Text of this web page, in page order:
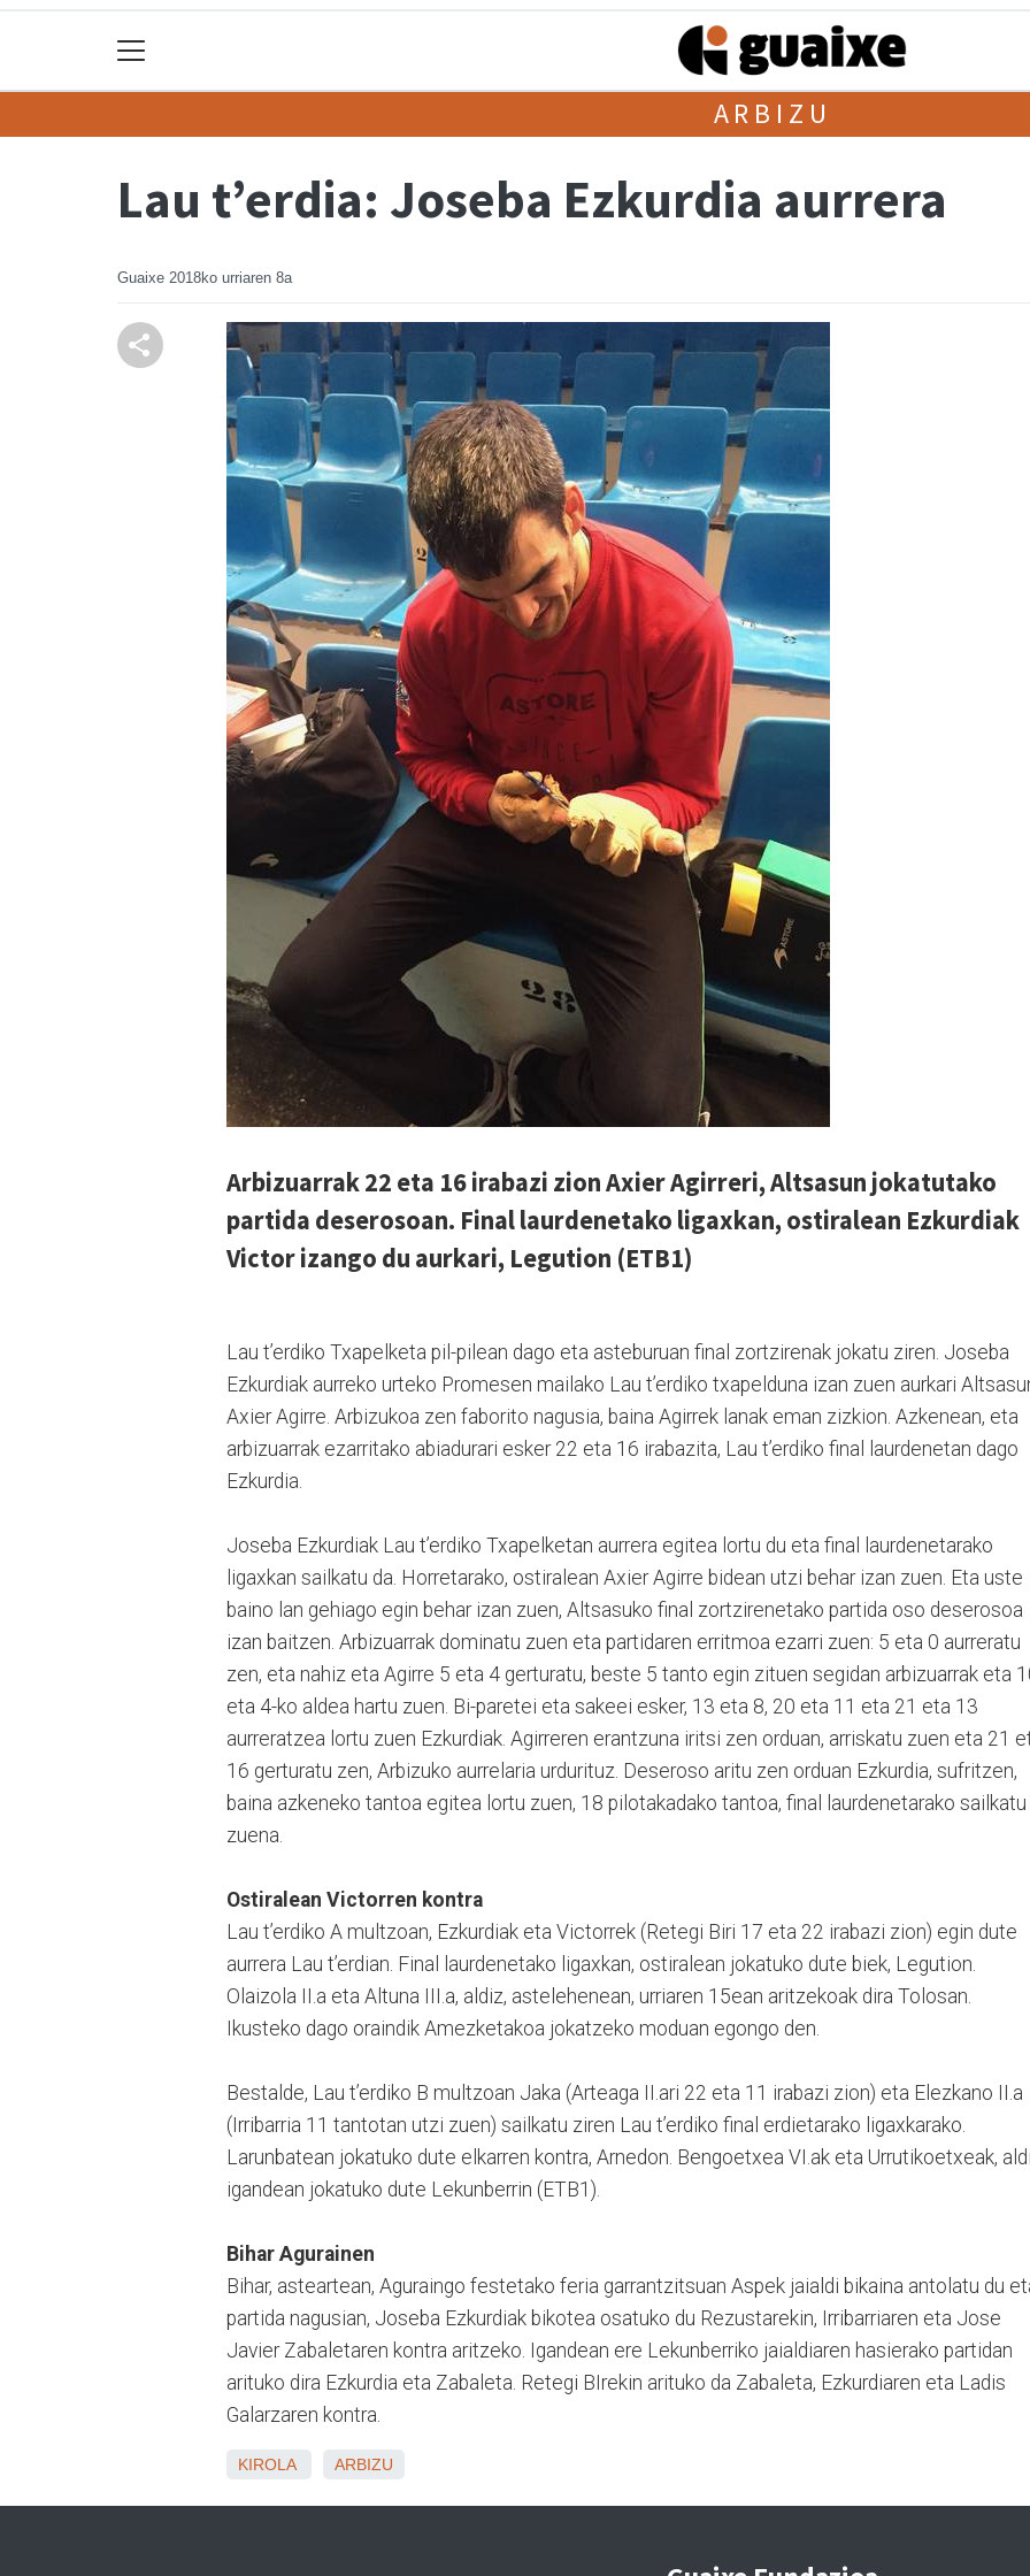
ARBIZU
Lau t’erdia: Joseba Ezkurdia aurrera
Guaixe 2018ko urriaren 8a
Arbizuarrak 22 eta 16 irabazi zion Axier Agirreri, Altsasun jokatutako
partida deserosoan. Final laurdenetako ligaxkan, ostiralean Ezkurdiak
Victor izango du aurkari, Legution (ETB1)
Lau t’erdiko Txapelketa pil-pilean dago eta asteburuan final zortzirenak jokatu ziren. Joseba
Ezkurdiak aurreko urteko Promesen mailako Lau t’erdiko txapelduna izan zuen aurkari
Axier Agirre. Arbizukoa zen faborito nagusia, baina Agirrek lanak eman zizkion. Azkenean, eta
arbizuarrak ezarritako abiadurari esker 22 eta 16 irabazita, Lau t’erdiko final laurdenetan dago
Ezkurdia.
Joseba Ezkurdiak Lau t’erdiko Txapelketan aurrera egitea lortu du eta final laurdenetarako
ligaxkan sailkatu da. Horretarako, ostiralean Axier Agirre bidean utzi behar izan zuen. Eta uste
baino lan gehiago egin behar izan zuen, Altsasuko final zortzirenetako partida oso deserosoa
izan baitzen. Arbizuarrak dominatu zuen eta partidaren erritmoa ezarri zuen: 5 eta 0 aurreratu
zen, eta nahiz eta Agirre 5 eta 4 gerturatu, beste 5 tanto egin zituen segidan arbizuarrak eta
eta 4-ko aldea hartu zuen. Bi-paretei eta sakeei esker, 13 eta 8, 20 eta 11 eta 21 eta 13
aurreratzea lortu zuen Ezkurdiak. Agirreren erantzuna iritsi zen orduan, arriskatu zuen eta 21
16 gerturatu zen, Arbizuko aurrelaria urdurituz. Deseroso aritu zen orduan Ezkurdia, sufritzen,
baina azkeneko tantoa egitea lortu zuen, 18 pilotakadako tantoa, final laurdenetarako sailkatu
zuena.
Ostiralean Victorren kontra
Lau t’erdiko A multzoan, Ezkurdiak eta Victorrek (Retegi Biri 17 eta 22 irabazi zion) egin dute
aurrera Lau t’erdian. Final laurdenetako ligaxkan, ostiralean jokatuko dute biek, Legution.
Olaizola II.a eta Altuna III.a, aldiz, astelehenean, urriaren 15ean aritzekoak dira Tolosan.
Ikusteko dago oraindik Amezketakoa jokatzeko moduan egongo den.
Bestalde, Lau t’erdiko B multzoan Jaka (Arteaga II.ari 22 eta 11 irabazi zion) eta Elezkano II.a
(Irribarria 11 tantotan utzi zuen) sailkatu ziren Lau t’erdiko final erdietarako ligaxkarako.
Larunbatean jokatuko dute elkarren kontra, Arnedon. Bengoetxea VI.ak eta Urrutikoetxeak,
igandean jokatuko dute Lekunberrin (ETB1).
Bihar Agurainen
Bihar, asteartean, Aguraingo festetako feria garrantzitsuan Aspek jaialdi bikaina antolatu du
partida nagusian, Joseba Ezkurdiak bikotea osatuko du Rezustarekin, Irribarriaren eta Jose
Javier Zabaletaren kontra aritzeko. Igandean ere Lekunberriko jaialdiaren hasierako partidan
arituko dira Ezkurdia eta Zabaleta. Retegi BIrekin arituko da Zabaleta, Ezkurdiaren eta Ladis
Galarzaren kontra.
KIROLA ARBIZU